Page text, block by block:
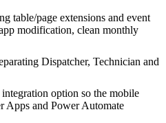
table/page extensions and event
modification, clean monthly
Dispatcher, Technician and
option so the mobile
Apps and Power Automate